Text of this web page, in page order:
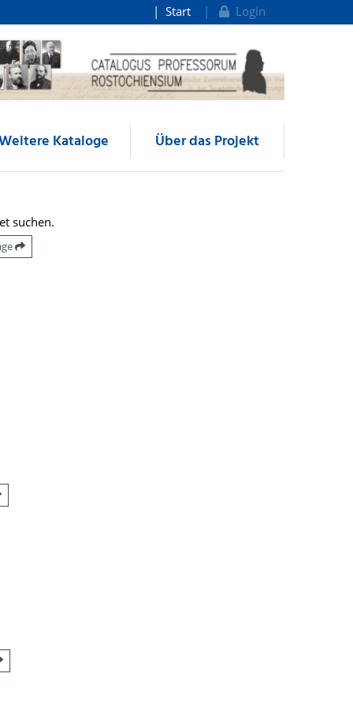
Start Login
Kataloge Über das Projekt
suchen.